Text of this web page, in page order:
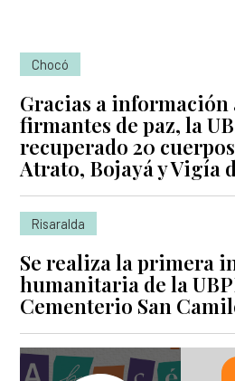
Chocó
Gracias a
firmantes de paz, la
recuperado 20
Atrato, Bojayá y Vigía
Risaralda
Se realiza la primera
humanitaria de la
Cementerio San